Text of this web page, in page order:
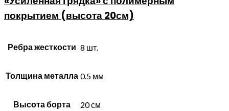
покрытием (высота 20см)
Ребра жесткости 8 шт.
Толщина металла 0.5 мм
Высота борта 20 см